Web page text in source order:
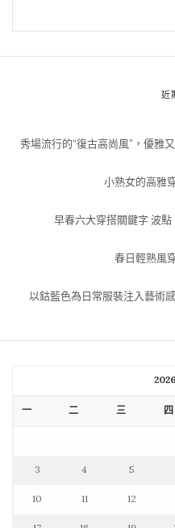
近
秀場流行的“復古高尚風”，優雅
小熟女的高雅
早春六大穿搭關鍵字 波
春日輕熟風
以鈷藍色為日常服裝注入藝術
一 二 三 四
3 4 5
10 11 12